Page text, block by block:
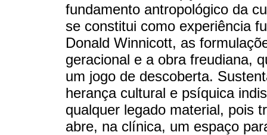
fundamento antropológico da
se constitui como experiência
Donald Winnicott, as
geracional e a obra freudiana,
um jogo de descoberta.
herança cultural e psíquica
qualquer legado material, pois
abre, na clínica, um espaço